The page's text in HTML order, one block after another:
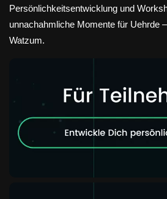
Persönlichkeitsentwicklung und
unnachahmliche Momente für Uehrde
Watzum.